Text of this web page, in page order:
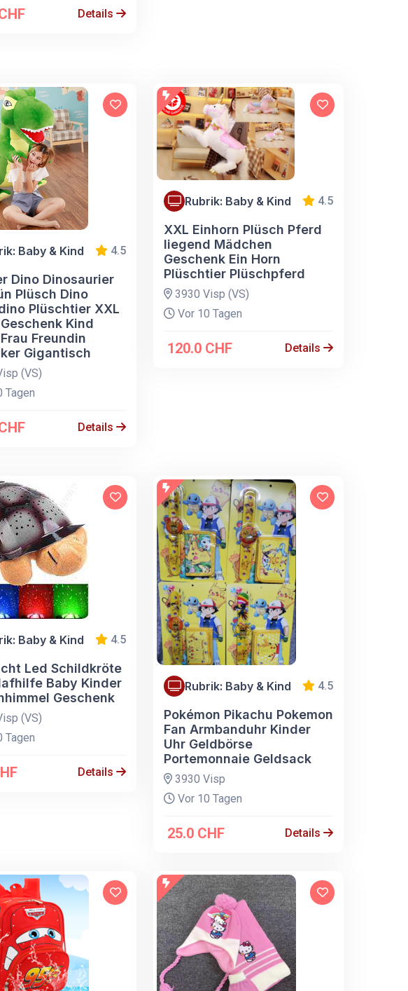
Details
Baby & Kind 4.5
Dino Dinosaurier
Plüsch Dino
Plüschtier XXL
Kind
Freundin
Gigantisch
(VS)
Tagen
Details
Rubrik: Baby & Kind 4.5
XXL Einhorn Plüsch Pferd
liegend Mädchen
Geschenk Ein Horn
Plüschtier Plüschpferd
3930 Visp (VS)
Vor 10 Tagen
120.0 CHF Details
Baby & Kind 4.5
Led Schildkröte
Baby Kinder
Geschenk
(VS)
Tagen
Details
Rubrik: Baby & Kind 4.5
Pokémon Pikachu Pokemon
Fan Armbanduhr Kinder
Uhr Geldbörse
Portemonnaie Geldsack
3930 Visp
Vor 10 Tagen
25.0 CHF Details